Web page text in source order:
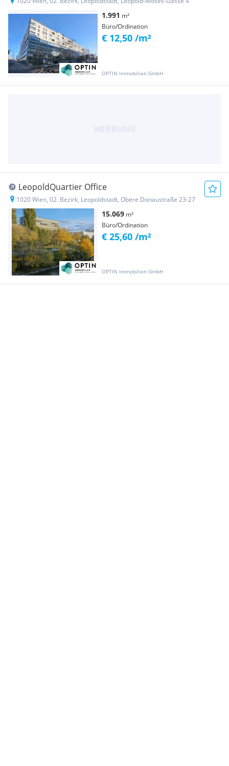
1.991 m²
Büro/Ordination
OPTIN Immobilien GmbH
€ 12,50 /m²
LeopoldQuartier Office
1020 Wien, 02. Bezirk, Leopoldstadt, Obere Donaustraße 23-27
15.069 m²
Büro/Ordination
OPTIN Immobilien GmbH
€ 25,60 /m²